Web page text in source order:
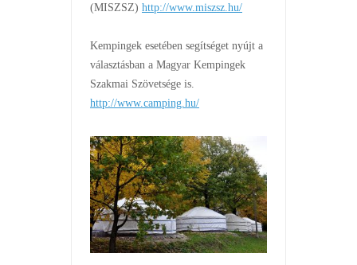
(MISZSZ) http://www.miszsz.hu/
Kempingek esetében segítséget nyújt a
választásban a Magyar Kempingek
Szakmai Szövetsége is.
http://www.camping.hu/